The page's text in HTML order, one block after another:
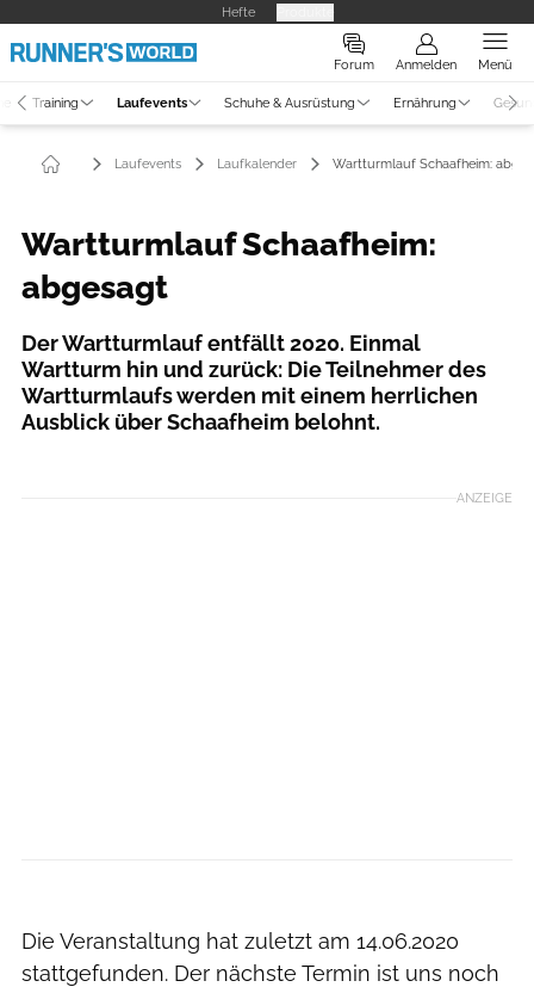
Hefte
Forum Anmelden Menü
Training Laufevents Schuhe & Ausrüstung Ernährung
Laufevents Laufkalender Wartturmlauf Schaafheim:
Wartturmlauf Schaafheim:
abgesagt
Der Wartturmlauf entfällt 2020. Einmal
Wartturm hin und zurück: Die Teilnehmer des
Wartturmlaufs werden mit einem herrlichen
Ausblick über Schaafheim belohnt.
ANZEIGE
Die Veranstaltung hat zuletzt am 14.06.2020
stattgefunden. Der nächste Termin ist uns noch